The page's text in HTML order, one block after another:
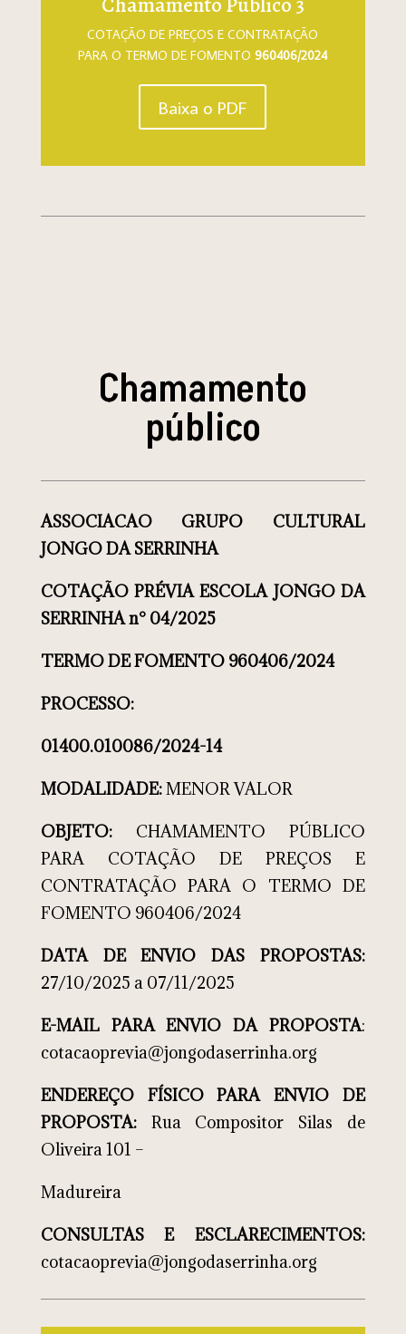
COTAÇÃO DE PREÇOS E CONTRATAÇÃO
PARA O TERMO DE FOMENTO960406/2024
Baixa o PDF
Chamamento
público
ASSOCIACAO GRUPO CULTURAL
JONGO DA SERRINHA
COTAÇÃO PRÉVIA ESCOLA JONGO DA
SERRINHAn° 04/2025
TERMO DE FOMENTO 960406/2024
PROCESSO:
01400.010086/2024-14
MODALIDADE:MENOR VALOR
OBJETO:CHAMAMENTO PÚBLICO
PARA COTAÇÃO DE PREÇOS E
CONTRATAÇÃO PARA O TERMO DE
FOMENTO 960406/2024
DATA DE ENVIO DAS PROPOSTAS:
27/10/2025 a 07/11/2025
E-MAIL PARA ENVIO DA PROPOSTA:
cotacaoprevia@jongodaserrinha.org
ENDEREÇO FÍSICO PARA ENVIO DE
PROPOSTA:Rua Compositor Silas de
Oliveira 101 –
Madureira
CONSULTAS E ESCLARECIMENTOS:
cotacaoprevia@jongodaserrinha.org